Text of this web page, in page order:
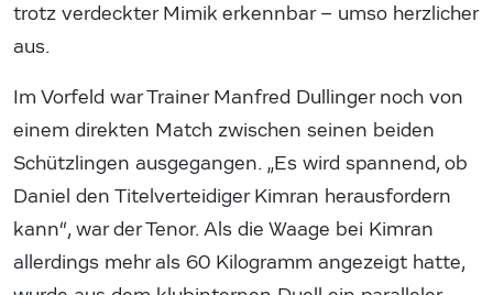
trotz verdeckter Mimik erkennbar – umso herzlicher
aus.
Im Vorfeld war Trainer Manfred Dullinger noch von
einem direkten Match zwischen seinen beiden
Schützlingen ausgegangen. „Es wird spannend, ob
Daniel den Titelverteidiger Kimran herausfordern
kann“, war der Tenor. Als die Waage bei Kimran
allerdings mehr als 60 Kilogramm angezeigt hatte,